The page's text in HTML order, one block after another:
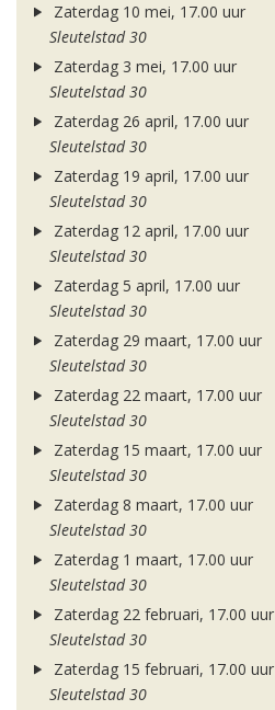
Zaterdag 10 mei, 17.00 uur
Sleutelstad 30
Zaterdag 3 mei, 17.00 uur
Sleutelstad 30
Zaterdag 26 april, 17.00 uur
Sleutelstad 30
Zaterdag 19 april, 17.00 uur
Sleutelstad 30
Zaterdag 12 april, 17.00 uur
Sleutelstad 30
Zaterdag 5 april, 17.00 uur
Sleutelstad 30
Zaterdag 29 maart, 17.00 uur
Sleutelstad 30
Zaterdag 22 maart, 17.00 uur
Sleutelstad 30
Zaterdag 15 maart, 17.00 uur
Sleutelstad 30
Zaterdag 8 maart, 17.00 uur
Sleutelstad 30
Zaterdag 1 maart, 17.00 uur
Sleutelstad 30
Zaterdag 22 februari, 17.00 uur
Sleutelstad 30
Zaterdag 15 februari, 17.00 uur
Sleutelstad 30